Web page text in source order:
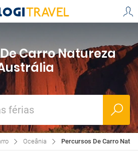
Carro Natureza
férias
Oceânia Percursos De Carro